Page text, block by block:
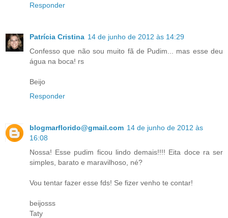
Responder
Patrícia Cristina 14 de junho de 2012 às 14:29
Confesso que não sou muito fã de Pudim... mas esse deu
água na boca! rs
Beijo
Responder
blogmarflorido@gmail.com 14 de junho de 2012 às
16:08
Nossa! Esse pudim ficou lindo demais!!!! Eita doce ra ser
simples, barato e maravilhoso, né?
Vou tentar fazer esse fds! Se fizer venho te contar!
beijosss
Taty